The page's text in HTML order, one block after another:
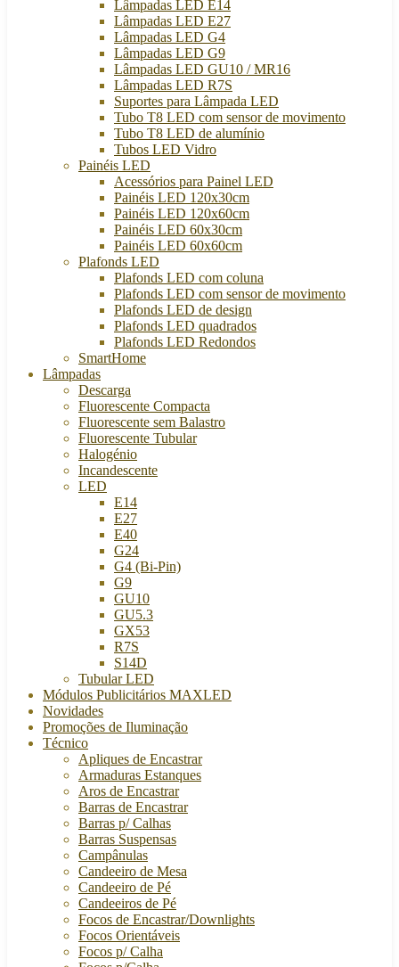
Lâmpadas LED E14
Lâmpadas LED E27
Lâmpadas LED G4
Lâmpadas LED G9
Lâmpadas LED GU10 / MR16
Lâmpadas LED R7S
Suportes para Lâmpada LED
Tubo T8 LED com sensor de movimento
Tubo T8 LED de alumínio
Tubos LED Vidro
Painéis LED
Acessórios para Painel LED
Painéis LED 120x30cm
Painéis LED 120x60cm
Painéis LED 60x30cm
Painéis LED 60x60cm
Plafonds LED
Plafonds LED com coluna
Plafonds LED com sensor de movimento
Plafonds LED de design
Plafonds LED quadrados
Plafonds LED Redondos
SmartHome
Lâmpadas
Descarga
Fluorescente Compacta
Fluorescente sem Balastro
Fluorescente Tubular
Halogénio
Incandescente
LED
E14
E27
E40
G24
G4 (Bi-Pin)
G9
GU10
GU5.3
GX53
R7S
S14D
Tubular LED
Módulos Publicitários MAXLED
Novidades
Promoções de Iluminação
Técnico
Apliques de Encastrar
Armaduras Estanques
Aros de Encastrar
Barras de Encastrar
Barras p/ Calhas
Barras Suspensas
Campânulas
Candeeiro de Mesa
Candeeiro de Pé
Candeeiros de Pé
Focos de Encastrar/Downlights
Focos Orientáveis
Focos p/ Calha